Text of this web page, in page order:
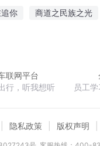
你 商道之民族之光
联网平台
行，听我想听
员工
隐私政策 版权声明